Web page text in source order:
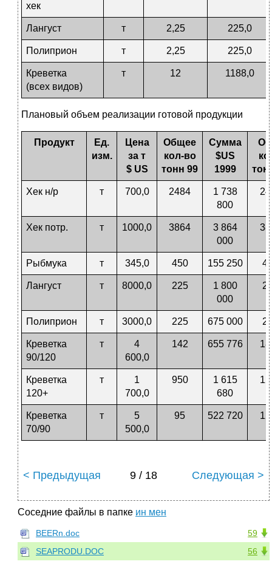
хек
Лангуст т 2,25 225,0
Полиприон т 2,25 225,0
Креветка
(всех видов)
т 12 1188,0
Плановый объем реализации готовой продукции
Продукт
Ед.
изм.
Цена
за т
$ US
Общее
кол-во
тонн 99
Сумма
$US
1999
Хек н/р т 700,0 2484
1 738
800
Хек потр. т 1000,0 3864
3 864
000
Рыбмука т 345,0 450 155 250
Лангуст т 8000,0 225
1 800
000
Полиприон т 3000,0 225 675 000
Креветка
90/120
т
4
600,0
142 655 776
Креветка
120+
т
1
700,0
950
1 615
680
Креветка
70/90
т
5
500,0
95 522 720
< Предыдущая 9 / 18 Следующая >
Соседние файлы в папке ин мен
59
BEERn.doc
56
SEAPRODU.DOC